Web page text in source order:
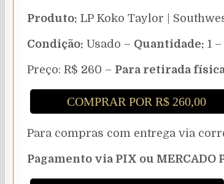
Produto: LP Koko Taylor |
Condição: Usado – Quantidade: 1 –
Preço: R$ 260 – Para retirada
COMPRAR POR R$ 260,00
Para compras com entrega via
Pagamento via PIX ou MERCADO